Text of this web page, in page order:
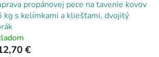
propánovej pece na tavenie kovov
kg s kelímkami a kliešťami, dvojitý
€